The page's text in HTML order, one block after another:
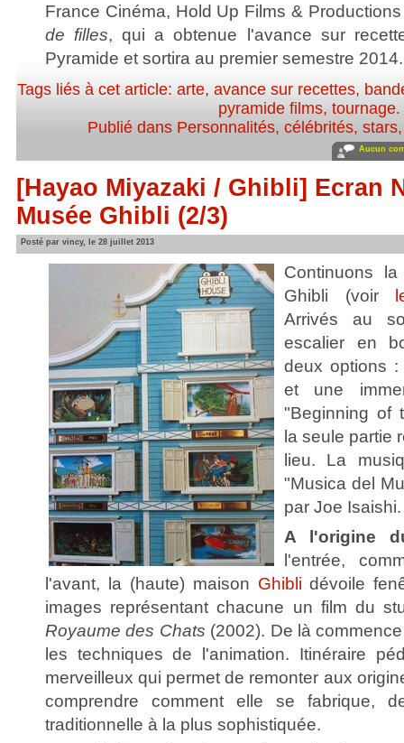
France Cinéma, Hold Up Films &
de filles, qui a obtenue l'avance sur
Pyramide et sortira au premier semestre 2014.
Tags liés à cet article:arte,avance sur recettes,
pyramide films, tournage.
Publié dans Personnalités, célébrités, stars
Aucun
[Hayao Miyazaki / Ghibli] Ecran
Musée Ghibli (2/3)
Posté par vincy, le 28 juillet 2013
Continuons
Ghibli (voir
Arrivés au
escalier en
deux options
et une
"Beginning of
la seule partie
lieu. La
"Musica del
par Joe Isaishi.
A l'origine
l'entrée,
l'avant, la (haute) maison Ghibli dévoile
images représentant chacune un film du
Royaume des Chats (2002). De là
les techniques de l'animation. Itinéraire
merveilleux qui permet de remonter aux
comprendre comment elle se
traditionnelle à la plus sophistiquée.